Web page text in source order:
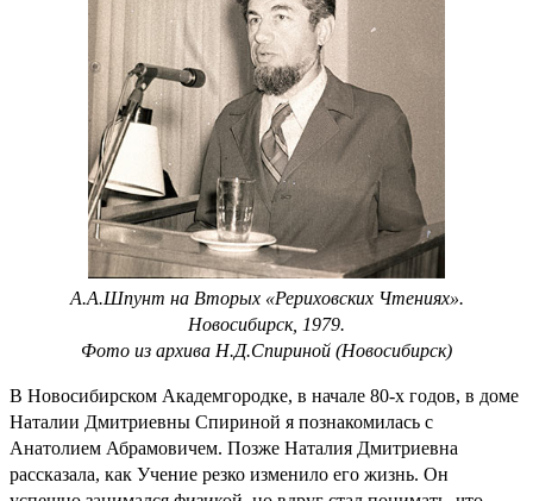
А.А.Шпунт на Вторых «Рериховских Чтениях».
Новосибирск, 1979.
Фото из архива Н.Д.Спириной (Новосибирск)
В Новосибирском Академгородке, в начале 80-х годов, в доме
Наталии Дмитриевны Спириной я познакомилась с
Анатолием Абрамовичем. Позже Наталия Дмитриевна
рассказала, как Учение резко изменило его жизнь. Он